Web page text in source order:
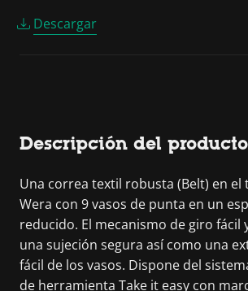
Descargar
Descripción del producto
Una correa textil robusta (Belt) en el
Wera con 9 vasos de punta en un
reducido. El mecanismo de giro fácil
una sujeción segura así como una
fácil de los vasos. Dispone del
de herramienta Take it easy con